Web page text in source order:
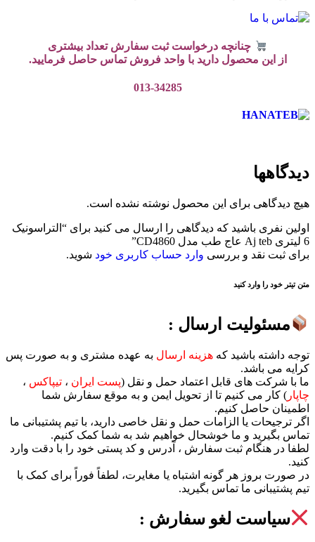
چنانچه درخواست ثبت سفارش تعداد بیشتری
از این محصول دارید با واحد فروش تماس حاصل فرمایید.
013-34285
دیدگاهها
هیچ دیدگاهی برای این محصول نوشته نشده است.
اولین نفری باشید که دیدگاهی را ارسال می کنید برای “التراسونیک
6 لیتری Aj teb عاج طب مدل CD4860”
برای ثبت نقد و بررسی وارد حساب کاربری خود شوید.
متن تیتر خود را وارد کنید
مسئولیت ارسال :
توجه داشته باشید که هزینه ارسال به عهده مشتری و به صورت پس
کرایه می باشد.
ما با شرکت های قابل اعتماد حمل و نقل (پست ایران ، تیپاکس ،
چاپار ) کار می کنیم تا از تحویل ایمن و به موقع سفارش شما
اطمینان حاصل کنیم.
اگر ترجیحات یا الزامات حمل و نقل خاصی دارید، با تیم پشتیبانی ما
تماس بگیرید و ما خوشحال خواهیم شد به شما کمک کنیم.
لطفا در هنگام ثبت سفارش ، آدرس و کد پستی خود را با دقت وارد
کنید.
در صورت بروز هر گونه اشتباه یا مغایرت، لطفاً فوراً برای کمک با
تیم پشتیبانی ما تماس بگیرید.
سیاست لغو سفارش :